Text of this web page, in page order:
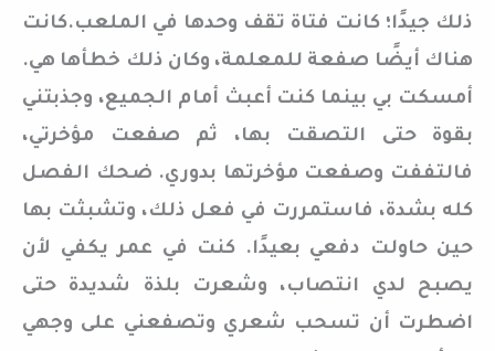
ذلك جيدًا؛ كانت فتاة تقف وحدها في الملعب.كانت
هناك أيضًا صفعة للمعلمة، وكان ذلك خطأها هي.
أمسكت بي بينما كنت أعبث أمام الجميع، وجذبتني
بقوة حتى التصقت بها، ثم صفعت مؤخرتي،
فالتففت وصفعت مؤخرتها بدوري. ضحك الفصل
كله بشدة، فاستمررت في فعل ذلك، وتشبثت بها
حين حاولت دفعي بعيدًا. كنت في عمر يكفي لأن
يصبح لدي انتصاب، وشعرت بلذة شديدة حتى
اضطرت أن تسحب شعري وتصفعني على وجهي